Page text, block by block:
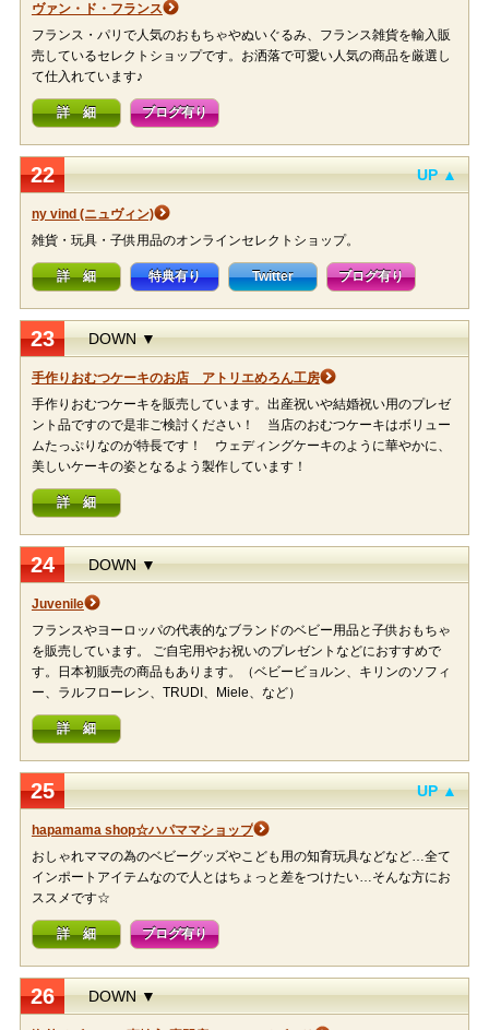
ヴァン・ド・フランス
フランス・パリで人気のおもちゃやぬいぐるみ、フランス雑貨を輸入販
売しているセレクトショップです。お洒落で可愛い人気の商品を厳選し
て仕入れています♪
詳 細 ブログ有り
22 UP ▲
ny vind (ニュヴィン)
雑貨・玩具・子供用品のオンラインセレクトショップ。
詳 細 特典有り Twitter ブログ有り
23 DOWN ▼
手作りおむつケーキのお店 アトリエめろん工房
手作りおむつケーキを販売しています。出産祝いや結婚祝い用のプレゼ
ント品ですので是非ご検討ください！ 当店のおむつケーキはボリュー
ムたっぷりなのが特長です！ ウェディングケーキのように華やかに、
美しいケーキの姿となるよう製作しています！
詳 細
24 DOWN ▼
Juvenile
フランスやヨーロッパの代表的なブランドのベビー用品と子供おもちゃ
を販売しています。 ご自宅用やお祝いのプレゼントなどにおすすめで
す。日本初販売の商品もあります。（ベビービョルン、キリンのソフィ
ー、ラルフローレン、TRUDI、Miele、など）
詳 細
25 UP ▲
hapamama shop☆ハパママショップ
おしゃれママの為のベビーグッズやこども用の知育玩具などなど…全て
インポートアイテムなので人とはちょっと差をつけたい…そんな方にお
ススメです☆
詳 細 ブログ有り
26 DOWN ▼